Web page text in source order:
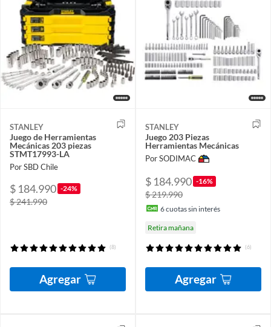
STANLEY
Juego de Herramientas
Mecánicas 203 piezas
STMT17993-LA
Por SBD Chile
$ 184.990 -24%
$ 241.990
(8)
Agregar
STANLEY
Juego 203 Piezas
Herramientas Mecánicas
Por SODIMAC
$ 184.990 -16%
$ 219.990
6cuotas sin interés
Retira mañana
(6)
Agregar